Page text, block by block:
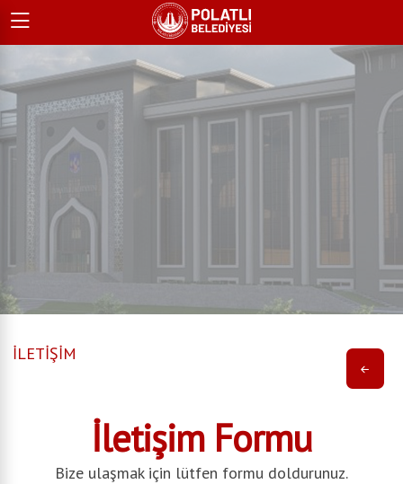
İLETİŞİM
İletişim Formu
Bize ulaşmak için lütfen formu doldurunuz.